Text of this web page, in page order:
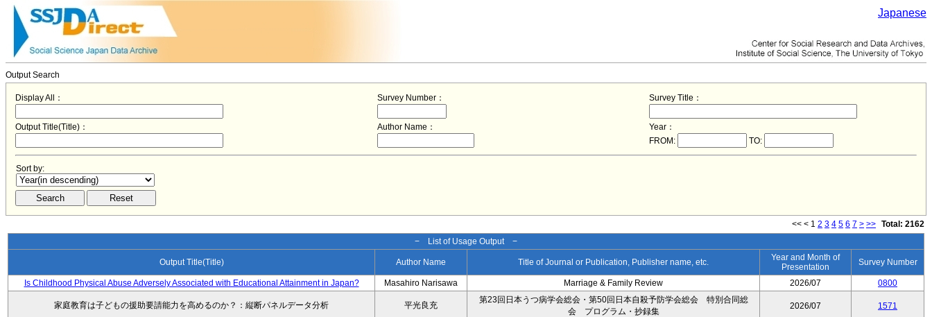
Japanese
Output Search
Display All： Survey Number： Survey Title：
Output Title(Title)： Author Name：
Year：
FROM:
TO:
Sort by:
<< < 1 2 3 4 5 6 7 > >> Total: 2162
− List of Usage Output −
Output Title(Title) Author Name Title of Journal or Publication, Publisher name, etc.
Year and Month of
Presentation
Survey Number
Is Childhood Physical Abuse Adversely Associated with Educational Attainment in Japan? Masahiro Narisawa Marriage & Family Review 2026/07 0800
家庭教育は子どもの援助要請能力を高めるのか？：縦断パネルデータ分析 平光良充
第23回日本うつ病学会総会・第50回日本自殺予防学会総会 特別合同総
会 プログラム・抄録集
2026/07 1571